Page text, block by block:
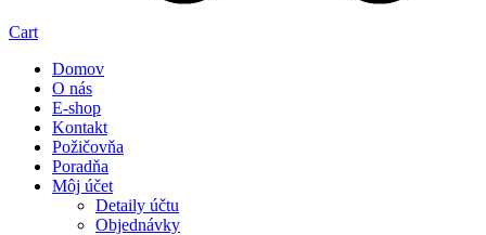
Cart
Domov
O nás
E-shop
Kontakt
Požičovňa
Poradňa
Môj účet
Detaily účtu
Objednávky